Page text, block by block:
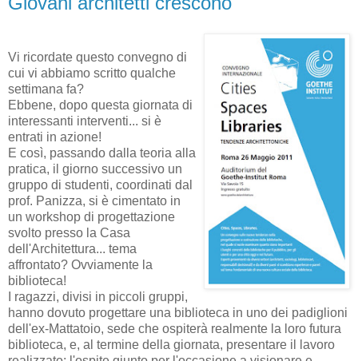
Vi ricordate questo convegno di
cui vi abbiamo scritto qualche
settimana fa?
Ebbene, dopo questa giornata di
interessanti interventi... si è
entrati in azione!
E così, passando dalla teoria alla
pratica, il giorno successivo un
gruppo di studenti, coordinati dal
prof. Panizza, si è cimentato in
un workshop di progettazione
svolto presso la Casa
dell'Architettura... tema
affrontato? Ovviamente la
biblioteca!
I ragazzi, divisi in piccoli gruppi,
hanno dovuto progettare una biblioteca in uno dei padiglioni
dell'ex-Mattatoio, sede che ospiterà realmente la loro futura
biblioteca, e, al termine della giornata, presentare il lavoro